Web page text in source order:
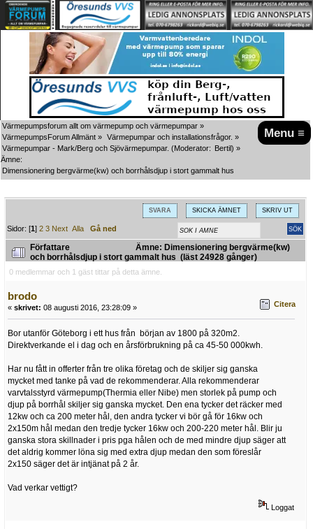
Menu ≡
Värmepumpsforum allt om värmepump och värmepumpar »
VärmepumpsForum Allmänt » Värmepumpar och installationsfrågor. »
Värmepumpar - Mark/Berg och Sjövärmepumpar. (Moderator: Bertil) »
Ämne:
Dimensionering bergvärme(kw) och borrhålsdjup i stort gammalt hus
SVARA SKICKA ÄMNET SKRIV UT
Sidor: [1]2 3 Next Alla Gå ned
Författare
Ämne: Dimensionering bergvärme(kw)
och borrhålsdjup i stort gammalt hus (läst 24928 gånger)
0 medlemmar och 1 gäst tittar på detta ämne.
brodo
« skrivet: 08 augusti 2016, 23:28:09 » Citera
Bor utanför Göteborg i ett hus från början av 1800 på 320m2.
Direktverkande el i dag och en årsförbrukning på ca 45-50 000kwh.
Har nu fått in offerter från tre olika företag och de skiljer sig ganska
mycket med tanke på vad de rekommenderar. Alla rekommenderar
varvtalsstyrd värmepump(Thermia eller Nibe) men storlek på pump och
djup på borrhål skiljer sig ganska mycket. Den ena tycker det räcker med
12kw och ca 200 meter hål, den andra tycker vi bör gå för 16kw och
2x150m hål medan den tredje tycker 16kw och 200-220 meter hål. Blir ju
ganska stora skillnader i pris pga hålen och de med mindre djup säger att
det aldrig kommer löna sig med extra djup medan den som föreslår
2x150 säger det är intjänat på 2 år.
Vad verkar vettigt?
Loggat